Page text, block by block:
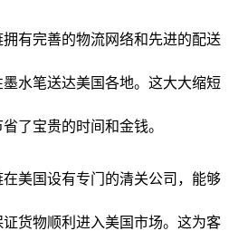
有完善的物流网络和先进的配送
水笔送达美国各地。这大大缩短
了宝贵的时间和金钱。
美国设有专门的清关公司，能够
货物顺利进入美国市场。这为客